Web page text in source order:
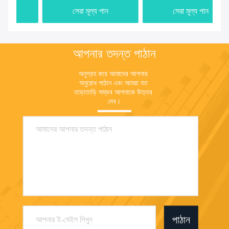
সেরা মূল্য পান সেরা মূল্য পান
আপনার তদন্ত পাঠান
অনুগ্রহ করে আমাদের আপনার
অনুরোধ পাঠান এবং আমরা যত
তাড়াতাড়ি সম্ভব আপনাকে উত্তর
দেব।
পাঠান